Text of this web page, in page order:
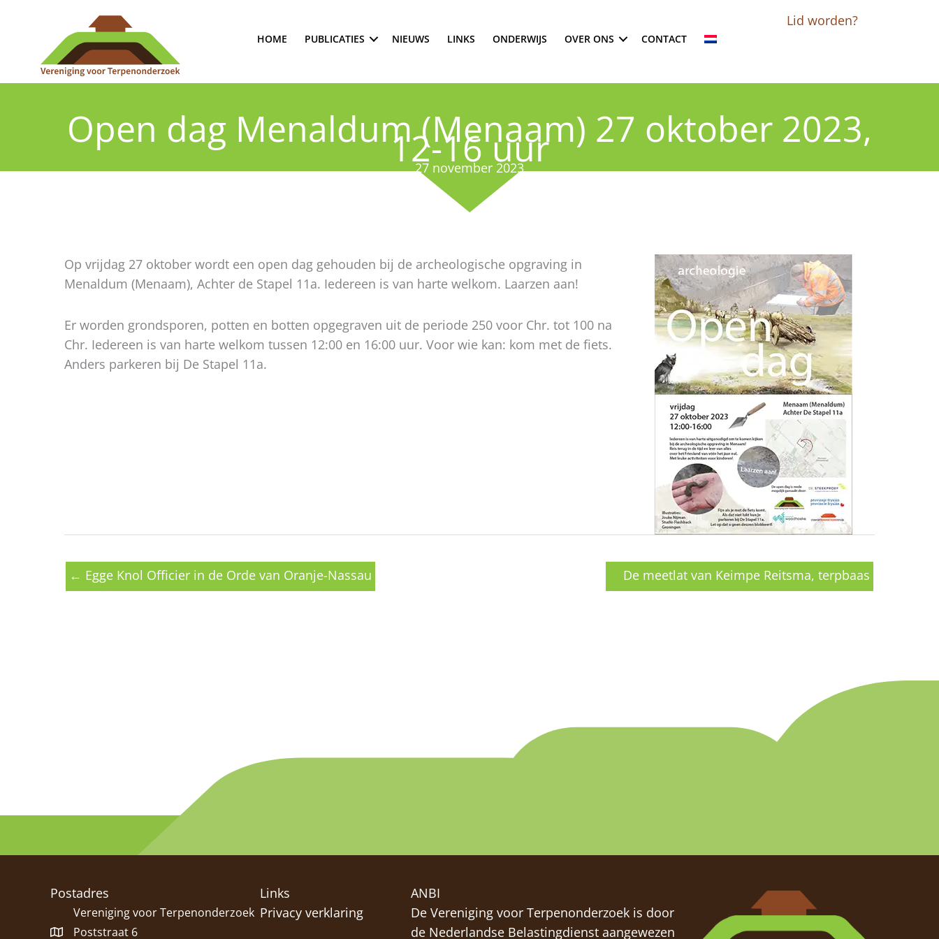
inhoud
HOME PUBLICATIES NIEUWS LINKS ONDERWIJS OVER ONS CONTACT
Lid worden?
Open dag Menaldum (Menaam) 27 oktober 2023,
12-16 uur
27 november 2023
Op vrijdag 27 oktober wordt een open dag gehouden bij de archeologische opgraving in
Menaldum (Menaam), Achter de Stapel 11a. Iedereen is van harte welkom. Laarzen aan!
Er worden grondsporen, potten en botten opgegraven uit de periode 250 voor Chr. tot 100 na
Chr. Iedereen is van harte welkom tussen 12:00 en 16:00 uur. Voor wie kan: kom met de fiets.
Anders parkeren bij De Stapel 11a.
← Egge Knol Officier in de Orde van Oranje-Nassau
De meetlat van Keimpe Reitsma, terpbaas
Postadres
Vereniging voor Terpenonderzoek
Poststraat 6
Links
Privacy verklaring
ANBI
De Vereniging voor Terpenonderzoek is door
de Nederlandse Belastingdienst aangewezen